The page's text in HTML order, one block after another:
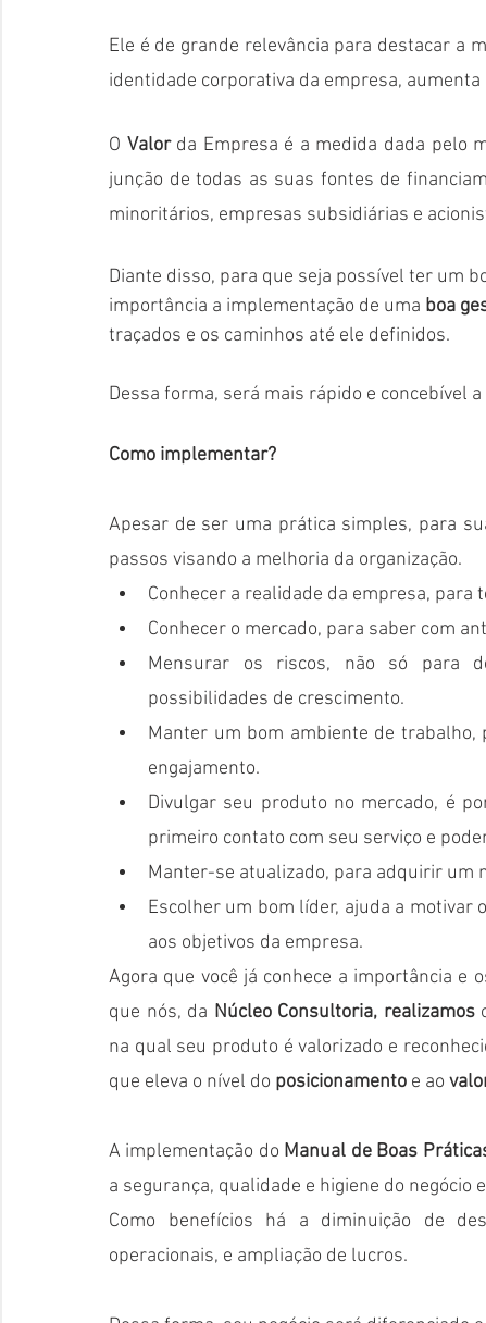
Ele é de grande relevância para destacar a
identidade corporativa da empresa,
O Valor da Empresa é a medida dada pelo
junção de todas as suas fontes de
minoritários, empresas subsidiárias e
Diante disso, para que seja possível ter um
importância a implementação de uma boa
traçados e os caminhos até ele definidos.
Dessa forma, será mais rápido e concebível
Como implementar?
Apesar de ser uma prática simples, para
passos visando a melhoria da organização.
Conhecer a realidade da empresa,
Conhecer o mercado, para saber com
Mensurar os riscos, não só para
possibilidades de crescimento.
Manter um bom ambiente de trabalho,
engajamento.
Divulgar seu produto no mercado, é
primeiro contato com seu serviço e
Manter-se atualizado, para adquirir um
Escolher um bom líder, ajuda a motivar
aos objetivos da empresa.
Agora que você já conhece a importância e
que nós, da Núcleo Consultoria, realizamos
na qual seu produto é valorizado e
que eleva o nível do posicionamento e ao
A implementação do Manual de Boas
a segurança, qualidade e higiene do negócio
Como benefícios há a diminuição de
operacionais, e ampliação de lucros.